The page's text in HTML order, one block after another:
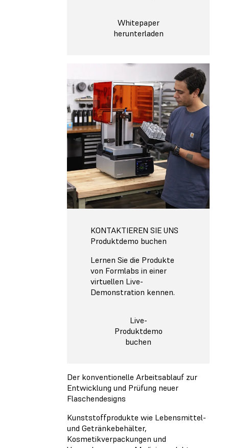
Whitepaper
herunterladen
KONTAKTIEREN SIE UNS
Produktdemo buchen
Lernen Sie die Produkte
von Formlabs in einer
virtuellen Live-
Demonstration kennen.
Live-
Produktdemo
buchen
Der konventionelle Arbeitsablauf zur
Entwicklung und Prüfung neuer
Flaschendesigns
Kunststoffprodukte wie Lebensmittel-
und Getränkebehälter,
Kosmetikverpackungen und